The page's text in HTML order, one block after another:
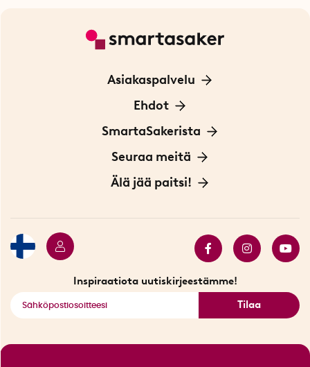
Asiakaspalvelu
Ota yhteyttä
Ehdot
Tietoa evästeistä
Yksityisyydensuoja
Sopimusehdot
SmartaSakerista
Meistä
Myymälä Tukholmassa
Seuraa meitä
Innovaattoriblogi
Älä jää paitsi!
Inspiraatiota uutiskirjeestämme!
Tilaa